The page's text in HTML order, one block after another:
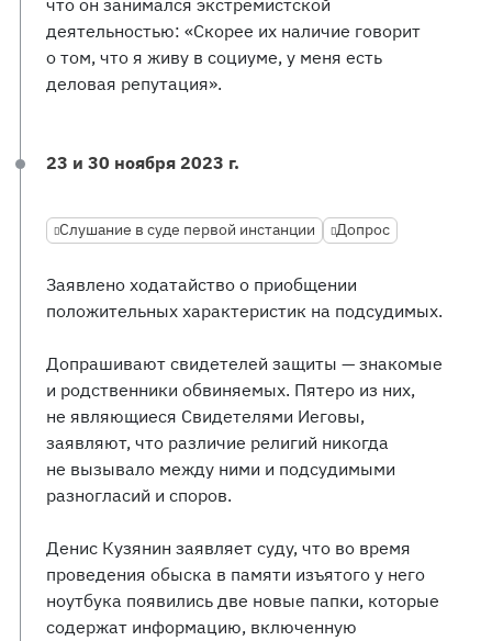
что он занимался экстремистской
деятельностью: «Скорее их наличие говорит
о том, что я живу в социуме, у меня есть
деловая репутация».
23 и 30 ноября 2023 г.
Слушание в суде первой инстанции Допрос
Заявлено ходатайство о приобщении
положительных характеристик на подсудимых.
Допрашивают свидетелей защиты — знакомые
и родственники обвиняемых. Пятеро из них,
не являющиеся Свидетелями Иеговы,
заявляют, что различие религий никогда
не вызывало между ними и подсудимыми
разногласий и споров.
Денис Кузянин заявляет суду, что во время
проведения обыска в памяти изъятого у него
ноутбука появились две новые папки, которые
содержат информацию, включенную